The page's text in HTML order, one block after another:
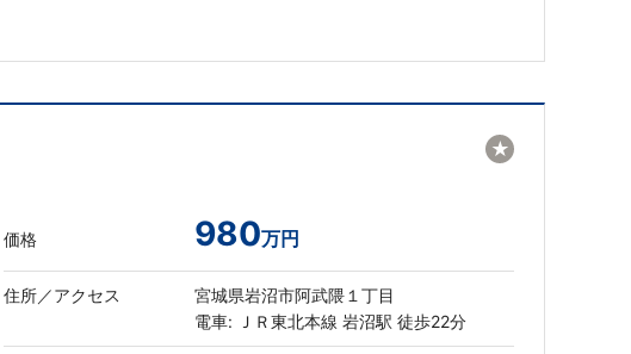
価格 980万円
住所／アクセス
宮城県岩沼市阿武隈１丁目
電車: ＪＲ東北本線 岩沼駅 徒歩22分
★